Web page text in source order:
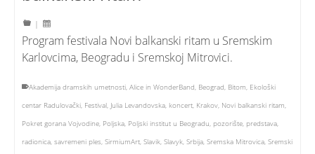
|
Program festivala Novi balkanski ritam u Sremskim
Karlovcima, Beogradu i Sremskoj Mitrovici.
Akademija dramskih umetnosti, Alice in WonderBand, Beograd, Bitom, Ekološki
centar Radulovački, Festival, Julia Levandovska, koncert, Krakov, Novi balkanski ritam,
Pokret gorana Vojvodine, Poljska, Poljski institut u Beogradu, pozorište, predstava,
radionica, savremeni ples, SirmiumArt, Slavik, Slavyk, Srbija, Sremska Mitrovica, Sremski